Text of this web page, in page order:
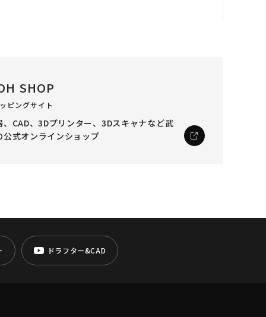
SHOP
ピングサイト
、CAD、3Dプリンター、3Dスキャナなど武
公式オンラインショップ
ドラフター&CAD